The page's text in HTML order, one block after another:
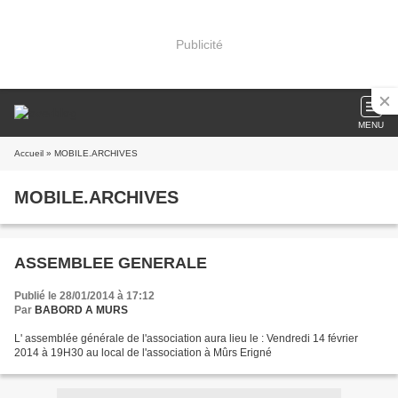
Publicité
MENU
Accueil » MOBILE.ARCHIVES
MOBILE.ARCHIVES
ASSEMBLEE GENERALE
Publié le 28/01/2014 à 17:12
Par BABORD A MURS
L' assemblée générale de l'association aura lieu le : Vendredi 14 février
2014 à 19H30 au local de l'association à Mûrs Erigné